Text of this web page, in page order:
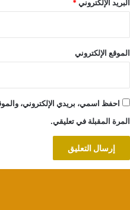
البريد الإلكتروني*
الموقع الإلكتروني
احفظ اسمي، بريدي الإلكتروني،
المرة المقبلة في تعليقي.